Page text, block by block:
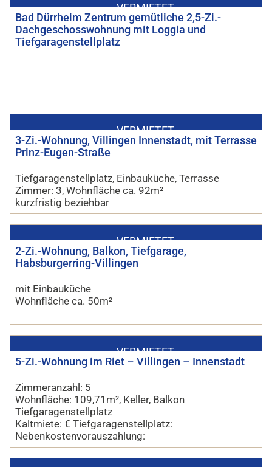
VERMIETET
Bad Dürrheim Zentrum gemütliche 2,5-Zi.-
Dachgeschosswohnung mit Loggia und
Tiefgaragenstellplatz
VERMIETET
3-Zi.-Wohnung, Villingen Innenstadt, mit Terrasse
Prinz-Eugen-Straße
Tiefgaragenstellplatz, Einbauküche, Terrasse
Zimmer: 3, Wohnfläche ca. 92m²
kurzfristig beziehbar
VERMIETET
2-Zi.-Wohnung, Balkon, Tiefgarage,
Habsburgerring-Villingen
mit Einbauküche
Wohnfläche ca. 50m²
VERMIETET
5-Zi.-Wohnung im Riet – Villingen – Innenstadt
Zimmeranzahl: 5
Wohnfläche: 109,71m², Keller, Balkon
Tiefgaragenstellplatz
Kaltmiete: € Tiefgaragenstellplatz:
Nebenkostenvorauszahlung: